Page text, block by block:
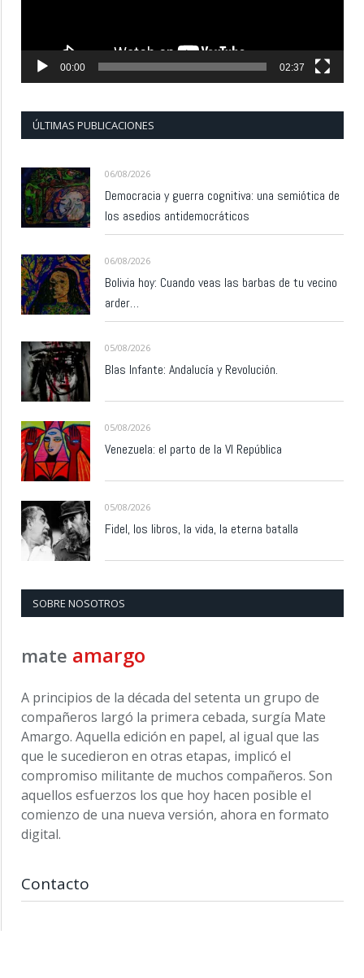
00:00 02:37
ÚLTIMAS PUBLICACIONES
06/08/2026
Democracia y guerra cognitiva: una semiótica de
los asedios antidemocráticos
06/08/2026
Bolivia hoy: Cuando veas las barbas de tu vecino
arder…
05/08/2026
Blas Infante: Andalucía y Revolución.
05/08/2026
Venezuela: el parto de la VI República
05/08/2026
Fidel, los libros, la vida, la eterna batalla
SOBRE NOSOTROS
mate amargo
A principios de la década del setenta un grupo de
compañeros largó la primera cebada, surgía Mate
Amargo. Aquella edición en papel, al igual que las
que le sucedieron en otras etapas, implicó el
compromiso militante de muchos compañeros. Son
aquellos esfuerzos los que hoy hacen posible el
comienzo de una nueva versión, ahora en formato
digital.
Contacto